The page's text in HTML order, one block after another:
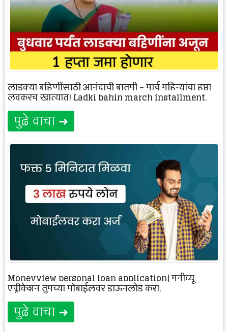
लाडक्या बहिणींसाठी आनंदाची बातमी – मार्च महिन्यांचा हप्ता
लवकरच खात्यात! Ladki bahin march installment.
पुढे वाचा ➜
Moneyview personal loan application| मनीव्यू
एप्लीकेशन तुमच्या मोबाईलवर डाऊनलोड करा.
पुढे वाचा ➜